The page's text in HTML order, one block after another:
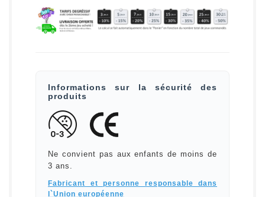
Informations sur la sécurité des
produits
Ne convient pas aux enfants de moins de
3 ans.
Fabricant et personne responsable dans
l`Union européenne